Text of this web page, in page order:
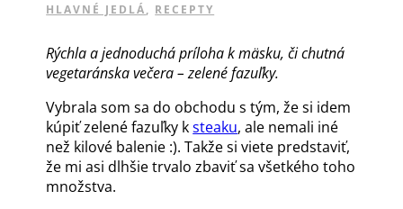
HLAVNÉ JEDLÁ, RECEPTY
Rýchla a jednoduchá príloha k mäsku, či chutná
vegetaránska večera – zelené fazuľky.
Vybrala som sa do obchodu s tým, že si idem
kúpiť zelené fazuľky ksteaku, ale nemali iné
než kilové balenie :). Takže si viete predstaviť,
že mi asi dlhšie trvalo zbaviť sa všetkého toho
množstva.